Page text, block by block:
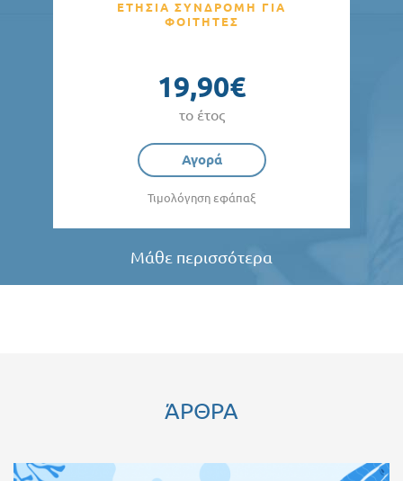
ΕΤΗΣΙΑ ΣΥΝΔΡΟΜΗ ΓΙΑ
ΦΟΙΤΗΤΕΣ
19,90€
το έτος
Αγορά
Τιμολόγηση εφάπαξ
Μάθε περισσότερα
ΆΡΘΡΑ